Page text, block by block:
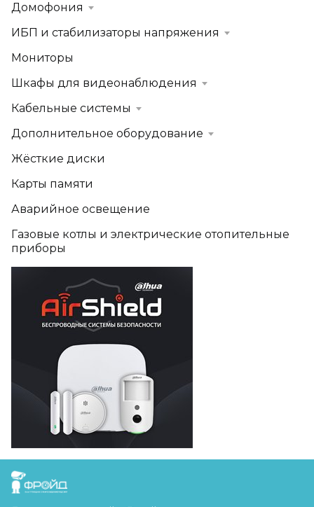
Домофония
ИБП и стабилизаторы напряжения
Мониторы
Шкафы для видеонаблюдения
Кабельные системы
Дополнительное оборудование
Жёсткие диски
Карты памяти
Аварийное освещение
Газовые котлы и электрические отопительные
приборы
FreudGroup